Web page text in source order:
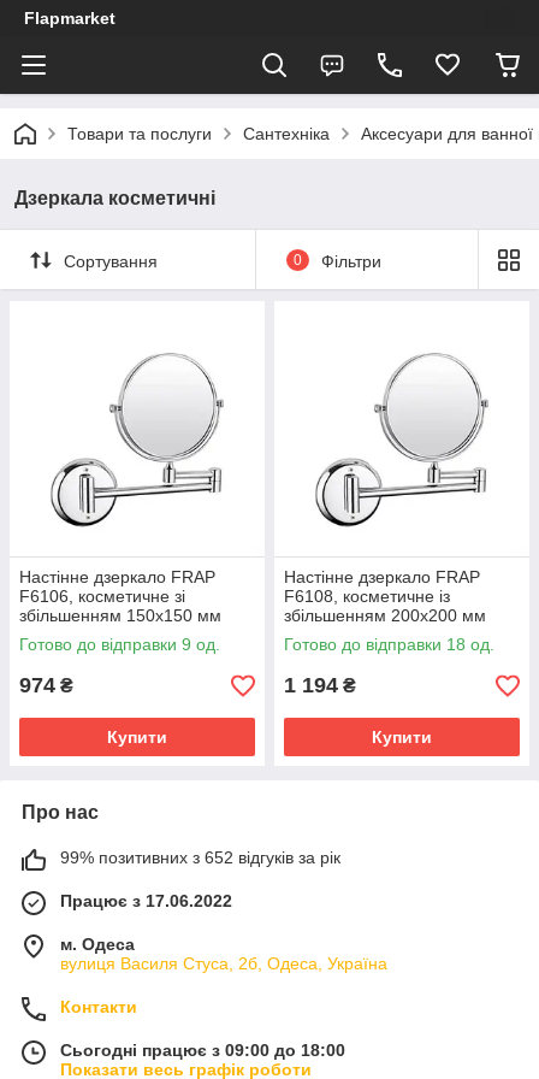
Flapmarket
Товари та послуги Сантехніка Аксесуари для ванної
Дзеркала косметичні
Сортування 0 Фільтри
Настінне дзеркало FRAP
F6106, косметичне зі
збільшенням 150х150 мм
Готово до відправки 9 од.
974 ₴
Купити
Настінне дзеркало FRAP
F6108, косметичне із
збільшенням 200х200 мм
Готово до відправки 18 од.
1 194 ₴
Купити
Про нас
99% позитивних з 652 відгуків за рік
Працює з 17.06.2022
м. Одеса
вулиця Василя Стуса, 2б, Одеса, Україна
Контакти
Сьогодні працює з 09:00 до 18:00
Показати весь графік роботи